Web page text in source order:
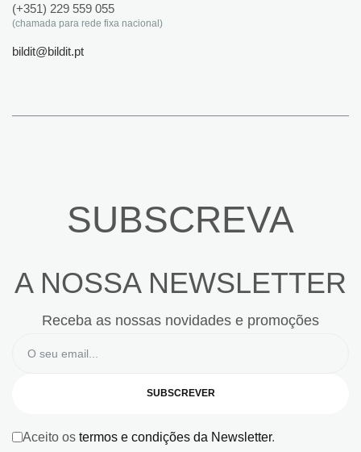
(+351) 229 559 055
(chamada para rede fixa nacional)
bildit@bildit.pt
SUBSCREVA
A NOSSA NEWSLETTER
Receba as nossas novidades e promoções
SUBSCREVER
Aceito os termos e condições da Newsletter.